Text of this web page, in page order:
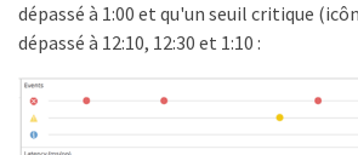
dépassé à 1:00 et qu'un seuil critique
dépassé à 12:10, 12:30 et 1:10 :